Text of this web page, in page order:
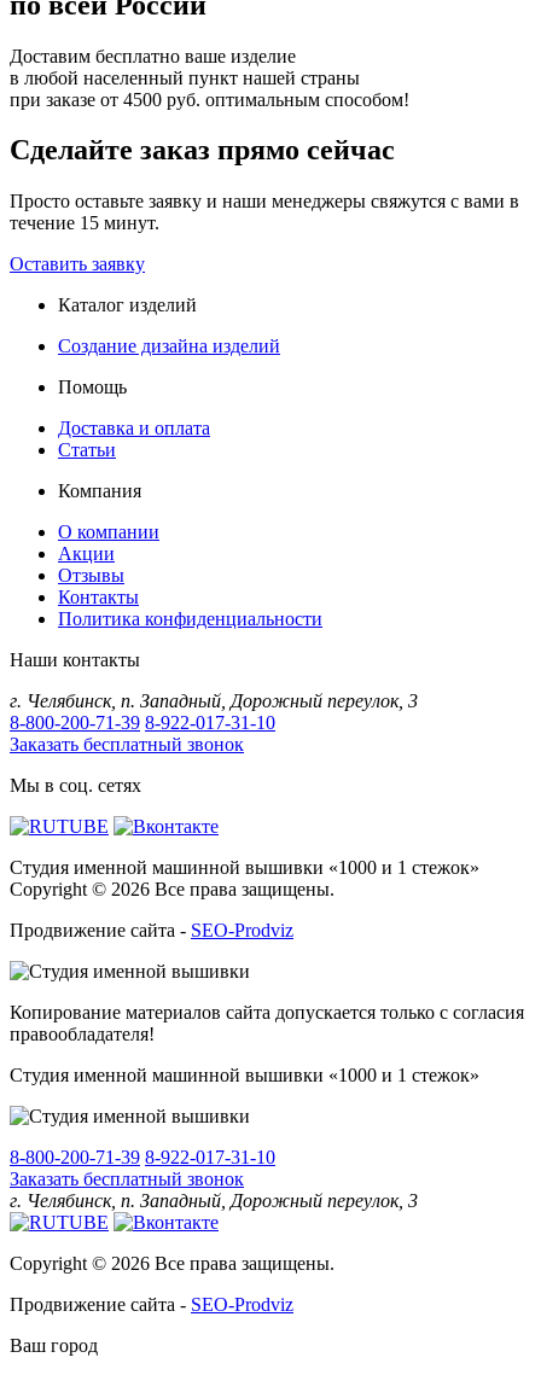
Доставим бесплатно ваше изделие
в любой населенный пункт нашей страны
при заказе от 4500 руб. оптимальным способом!
Сделайте заказ прямо сейчас
Просто оставьте заявку и наши менеджеры свяжутся с вами в
течение 15 минут.
Оставить заявку
Каталог изделий
Создание дизайна изделий
Помощь
Доставка и оплата
Статьи
Компания
О компании
Акции
Отзывы
Контакты
Политика конфиденциальности
Наши контакты
г. Челябинск, п. Западный, Дорожный переулок, 3
8-800-200-71-39 8-922-017-31-10
Заказать бесплатный звонок
Мы в соц. сетях
Студия именной машинной вышивки «1000 и 1 стежок»
Copyright © 2026 Все права защищены.
Продвижение сайта - SEO-Prodviz
Копирование материалов сайта допускается только с согласия
правообладателя!
Студия именной машинной вышивки «1000 и 1 стежок»
8-800-200-71-39 8-922-017-31-10
Заказать бесплатный звонок
г. Челябинск, п. Западный, Дорожный переулок, 3
Copyright © 2026 Все права защищены.
Продвижение сайта - SEO-Prodviz
Ваш город